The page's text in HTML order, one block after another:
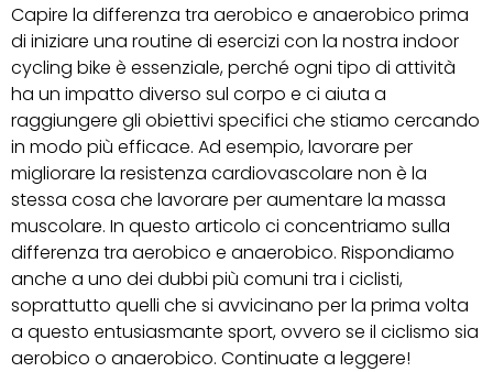
Capire la differenza tra aerobico e anaerobico prima
di iniziare una routine di esercizi con la nostra indoor
cycling bike è essenziale, perché ogni tipo di attività
ha un impatto diverso sul corpo e ci aiuta a
raggiungere gli obiettivi specifici che stiamo cercando
in modo più efficace. Ad esempio, lavorare per
migliorare la resistenza cardiovascolare non è la
stessa cosa che lavorare per aumentare la massa
muscolare. In questo articolo ci concentriamo sulla
differenza tra aerobico e anaerobico. Rispondiamo
anche a uno dei dubbi più comuni tra i ciclisti,
soprattutto quelli che si avvicinano per la prima volta
a questo entusiasmante sport, ovvero se il ciclismo sia
aerobico o anaerobico. Continuate a leggere!